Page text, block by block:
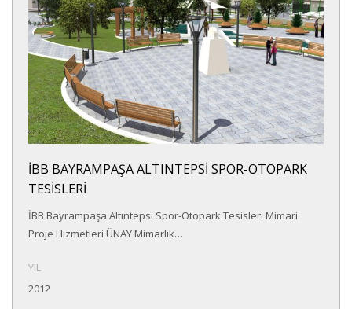
İBB BAYRAMPAŞA ALTINTEPSİ SPOR-OTOPARK
TESİSLERİ
İBB Bayrampaşa Altıntepsi Spor-Otopark Tesisleri Mimari
Proje Hizmetleri ÜNAY Mimarlık…
YIL
2012